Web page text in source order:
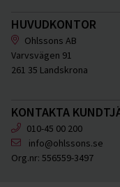
HUVUDKONTOR
Ohlssons AB
Varvsvägen 91
261 35 Landskrona
KONTAKTA
010-45 00 200
info@ohlssons.se
Org.nr: 556559-3497